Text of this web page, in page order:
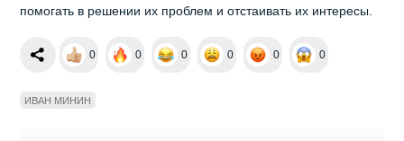
помогать в решении их проблем и отстаивать их интересы.
0 0 0 0 0 0
ИВАН МИНИН